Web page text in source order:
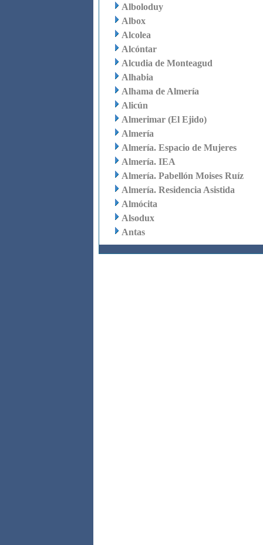
Alboloduy
Albox
Alcolea
Alcóntar
Alcudia de Monteagud
Alhabia
Alhama de Almería
Alicún
Almerimar (El Ejido)
Almería
Almería. Espacio de Mujeres
Almería. IEA
Almería. Pabellón Moises Ruíz
Almería. Residencia Asistida
Almócita
Alsodux
Antas